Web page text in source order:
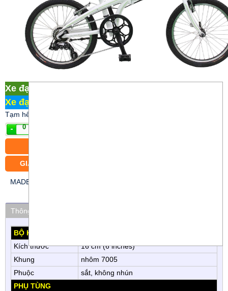
Xe đạp thể thao F-2.0
Xe đạp Martin 107
Tạm hết hàng
GIAO XE MIỄN PHÍ CÁC PHƯỜNG TRUNG TÂM TP.HCM
MADE BY STRONGMAN
Thông số kỹ thuật
BỘ KHUNG
Kích thước
16 cm (6 inches)
Khung
nhôm 7005
Phuộc
sắt, không nhún
PHỤ TÙNG